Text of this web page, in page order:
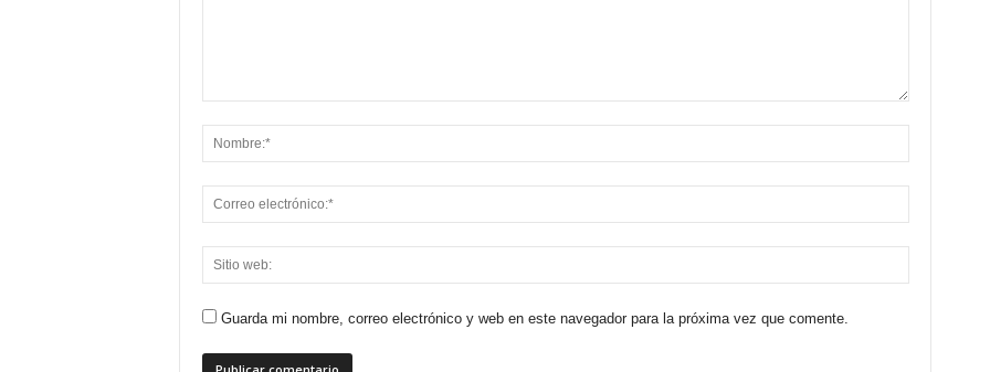
Guarda mi nombre, correo electrónico y web en este navegador para la próxima vez que comente.